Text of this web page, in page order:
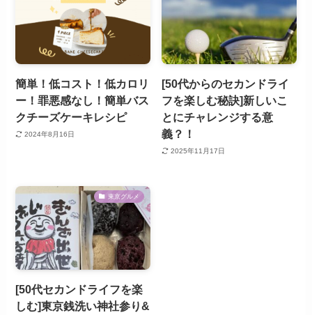
簡単！低コスト！低カロリ
ー！罪悪感なし！簡単バス
クチーズケーキレシピ
2024年8月16日
[50代からのセカンドライ
フを楽しむ秘訣]新しいこ
とにチャレンジする意
義？！
2025年11月17日
東京グルメ
[50代セカンドライフを楽
しむ]東京銭洗い神社参り&